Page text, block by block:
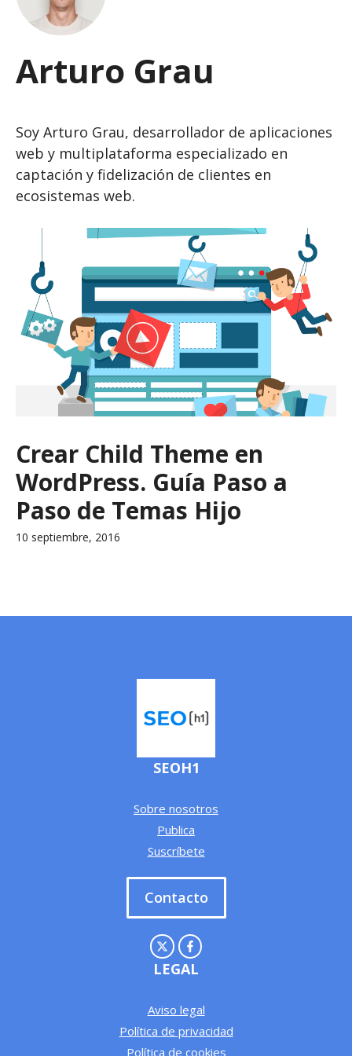
Arturo Grau
Soy Arturo Grau, desarrollador de aplicaciones
web y multiplataforma especializado en
captación y fidelización de clientes en
ecosistemas web.
Crear Child Theme en
WordPress. Guía Paso a
Paso de Temas Hijo
10 septiembre, 2016
SEOH1
Sobre nosotros
Publica
Suscríbete
Contacto
LEGAL
Aviso legal
Política de privacidad
Política de cookies